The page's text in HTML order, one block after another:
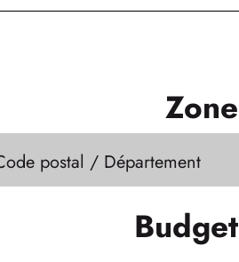
Zone
postal / Département
Budget